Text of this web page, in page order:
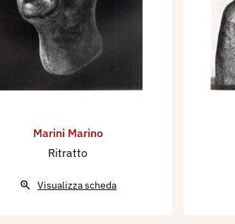
Marini Marino
Ritratto
Visualizza scheda